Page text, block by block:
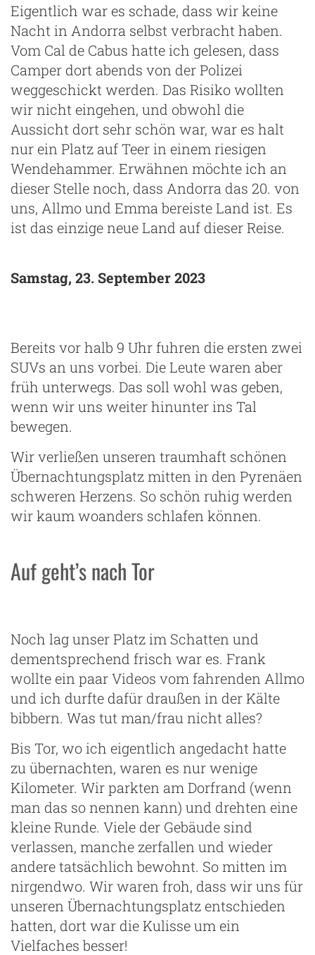
Eigentlich war es schade, dass wir keine
Nacht in Andorra selbst verbracht haben.
Vom Cal de Cabus hatte ich gelesen, dass
Camper dort abends von der Polizei
weggeschickt werden. Das Risiko wollten
wir nicht eingehen, und obwohl die
Aussicht dort sehr schön war, war es halt
nur ein Platz auf Teer in einem riesigen
Wendehammer. Erwähnen möchte ich an
dieser Stelle noch, dass Andorra das 20. von
uns, Allmo und Emma bereiste Land ist. Es
ist das einzige neue Land auf dieser Reise.
Samstag, 23. September 2023
Bereits vor halb 9 Uhr fuhren die ersten zwei
SUVs an uns vorbei. Die Leute waren aber
früh unterwegs. Das soll wohl was geben,
wenn wir uns weiter hinunter ins Tal
bewegen.
Wir verließen unseren traumhaft schönen
Übernachtungsplatz mitten in den Pyrenäen
schweren Herzens. So schön ruhig werden
wir kaum woanders schlafen können.
Auf geht’s nach Tor
Noch lag unser Platz im Schatten und
dementsprechend frisch war es. Frank
wollte ein paar Videos vom fahrenden Allmo
und ich durfte dafür draußen in der Kälte
bibbern. Was tut man/frau nicht alles?
Bis Tor, wo ich eigentlich angedacht hatte
zu übernachten, waren es nur wenige
Kilometer. Wir parkten am Dorfrand (wenn
man das so nennen kann) und drehten eine
kleine Runde. Viele der Gebäude sind
verlassen, manche zerfallen und wieder
andere tatsächlich bewohnt. So mitten im
nirgendwo. Wir waren froh, dass wir uns für
unseren Übernachtungsplatz entschieden
hatten, dort war die Kulisse um ein
Vielfaches besser!